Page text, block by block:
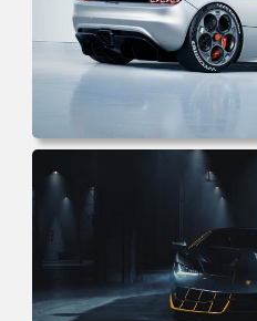
电脑壁纸 汽车 白色 灰色 汽车
壁纸 壁纸下载 壁纸大全